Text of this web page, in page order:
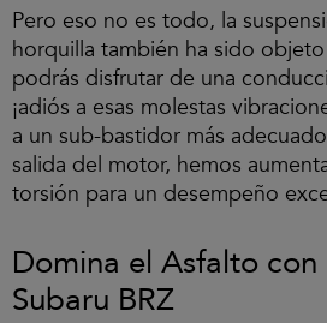
Pero eso no es todo, la
horquilla también ha sido
podrás disfrutar de una
¡adiós a esas molestas
a un sub-bastidor más
salida del motor, hemos
torsión para un desempeño
i
r
e
l
v
í
d
e
o
.
Domina el Asfalto con
Subaru BRZ